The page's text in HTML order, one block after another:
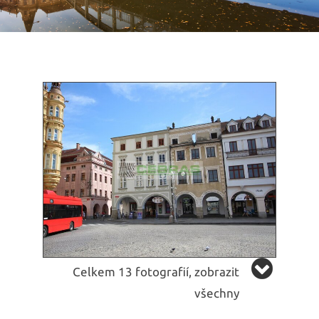
Celkem 13 fotografií, zobrazit
všechny